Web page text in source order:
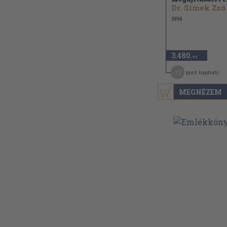
MEGNÉZEM
1994
3.480 ,-Ft
pont kapható